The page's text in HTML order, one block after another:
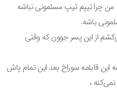
تیپم تیپ مسلمونی نباشه
باشه.
از این پسر جوون که وقتی
این قابلمه سوراخ بعد این تمام پاش
،